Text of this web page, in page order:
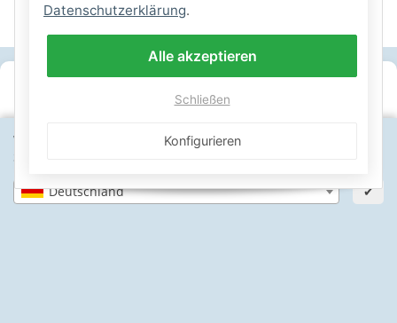
Wähle dein Lieferland, um Preise und Artikel für deinen
Standort zu sehen.
Deutschland ✔
SICHERE ZAHLARTEN
Datenschutzerklärung.
Alle akzeptieren
Schließen
Konfigurieren